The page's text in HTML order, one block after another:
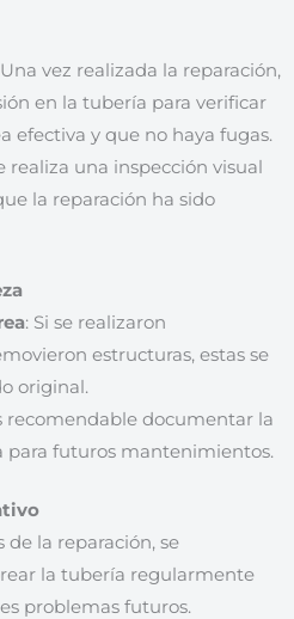
vez realizada la reparación,
en la tubería para verificar
efectiva y que no haya fugas.
realiza una inspección visual
la reparación ha sido
: Si se realizaron
estructuras, estas se
original.
recomendable documentar la
para futuros mantenimientos.
de la reparación, se
la tubería regularmente
problemas futuros.